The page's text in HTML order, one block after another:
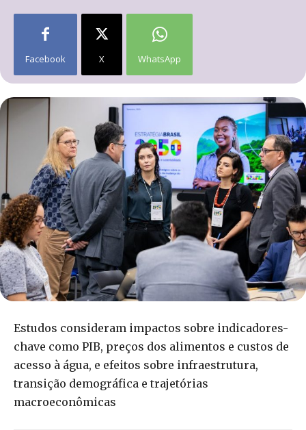
Facebook X WhatsApp
Estudos consideram impactos sobre indicadores-
chave como PIB, preços dos alimentos e custos de
acesso à água, e efeitos sobre infraestrutura,
transição demográfica e trajetórias
macroeconômicas